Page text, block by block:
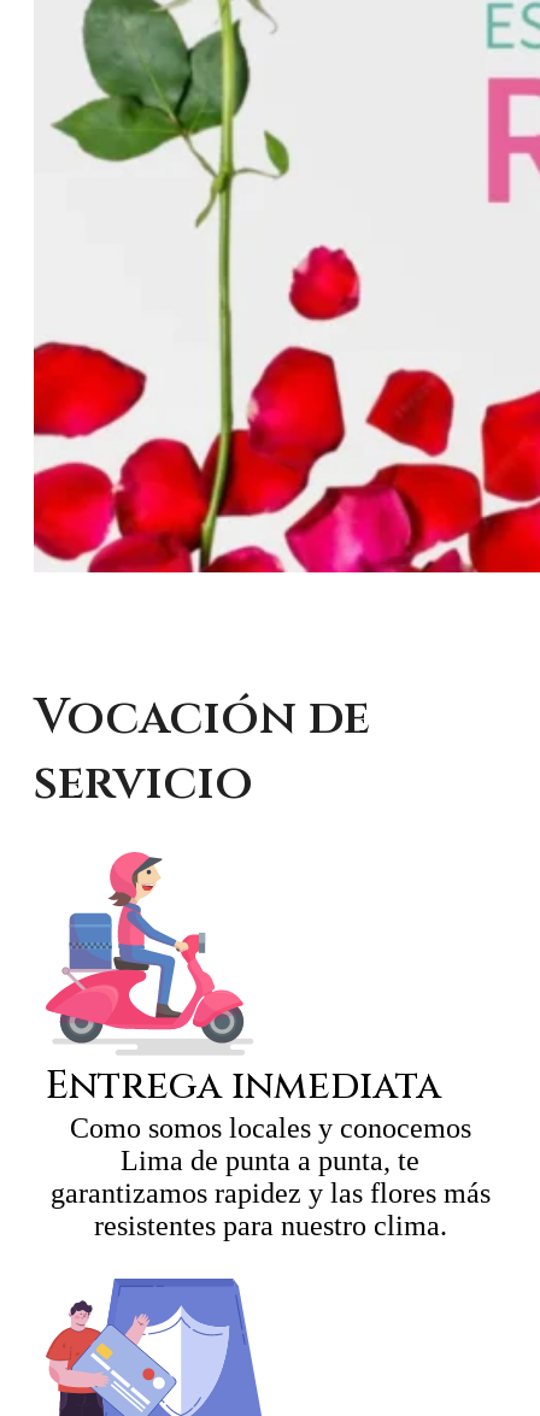
Vocación de
servicio
Entrega inmediata
Como somos locales y conocemos
Lima de punta a punta, te
garantizamos rapidez y las flores más
resistentes para nuestro clima.